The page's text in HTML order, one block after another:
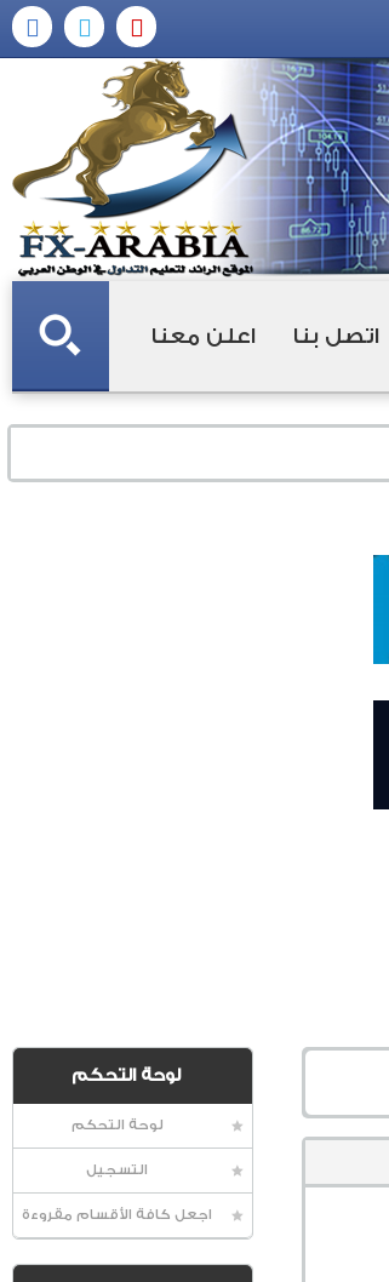
اتصل بنا اعلن معنا
لوحة التحكم
لوحة التحكم
التسجيل
اجعل كافة الأقسام مقروءة